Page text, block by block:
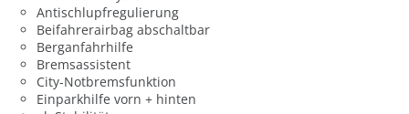
Antischlupfregulierung
Beifahrerairbag abschaltbar
Berganfahrhilfe
Bremsassistent
City-Notbremsfunktion
Einparkhilfe vorn + hinten